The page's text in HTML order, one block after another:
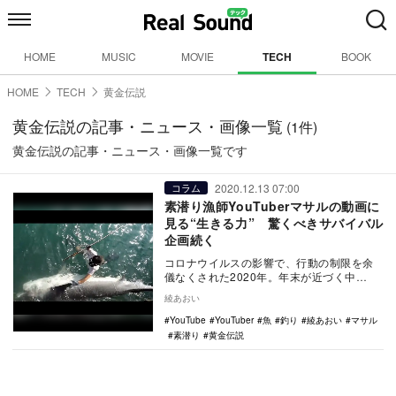
HOME MUSIC MOVIE TECH BOOK
HOME TECH 黄金伝説
黄金伝説の記事・ニュース・画像一覧 (1件)
黄金伝説の記事・ニュース・画像一覧です
コラム 2020.12.13 07:00
素潜り漁師YouTuberマサルの動画に
見る“生きる力” 驚くべきサバイバル
企画続く
コロナウイルスの影響で、行動の制限を余
儀なくされた2020年。年末が近づく中
たら」との…
綾あおい
YouTube
YouTuber 魚 釣り 綾あおい
マサル
素潜り
黄金伝説